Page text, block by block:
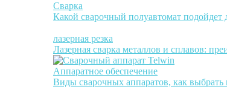
Сварка
Какой сварочный полуавтомат подойдет
лазерная резка
Лазерная сварка металлов и сплавов:
Аппаратное обеспечение
Виды сварочных аппаратов, как